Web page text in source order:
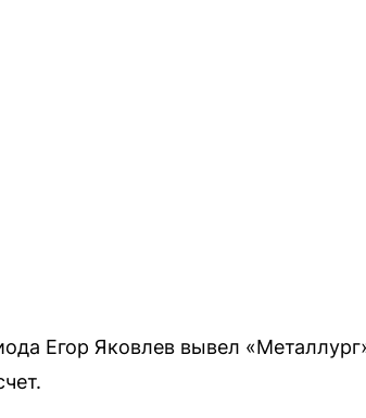
Егор Яковлев вывел